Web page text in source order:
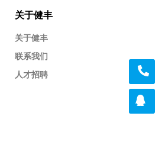
关于健丰
关于健丰
联系我们
人才招聘